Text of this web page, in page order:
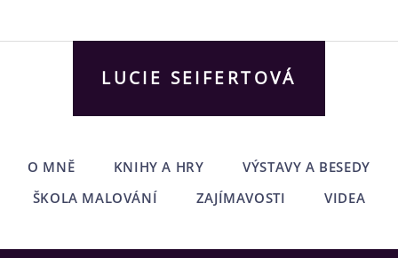
LUCIE SEIFERTOVÁ
O MNĚ KNIHY A HRY
VÝSTAVY A BESEDY
ŠKOLA MALOVÁNÍ
ZAJÍMAVOSTI VIDEA